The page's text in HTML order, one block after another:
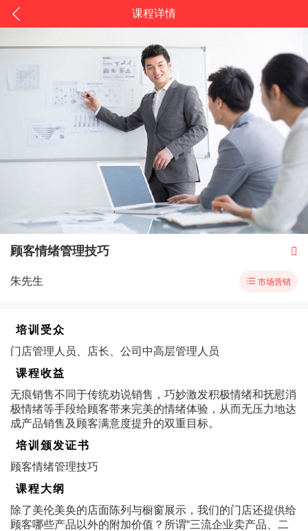
课程详情
顾客情绪管理技巧 
朱先生  市场营销
培训受众
门店管理人员、店长、公司中高层管理人员
课程收益
无痕销售不同于传统劝说销售，巧妙激发积极情绪和抚慰消
极情绪等手段给顾客带来完美的情绪体验，从而无压力地达
成产品销售及顾客满意度提升的双重目标。
培训颁发证书
顾客情绪管理技巧
课程大纲
除了美伦美奂的店面陈列与橱窗展示，我们的门店还提供给
顾客哪些产品以外的附加价值？所谓“三流企业卖产品、二